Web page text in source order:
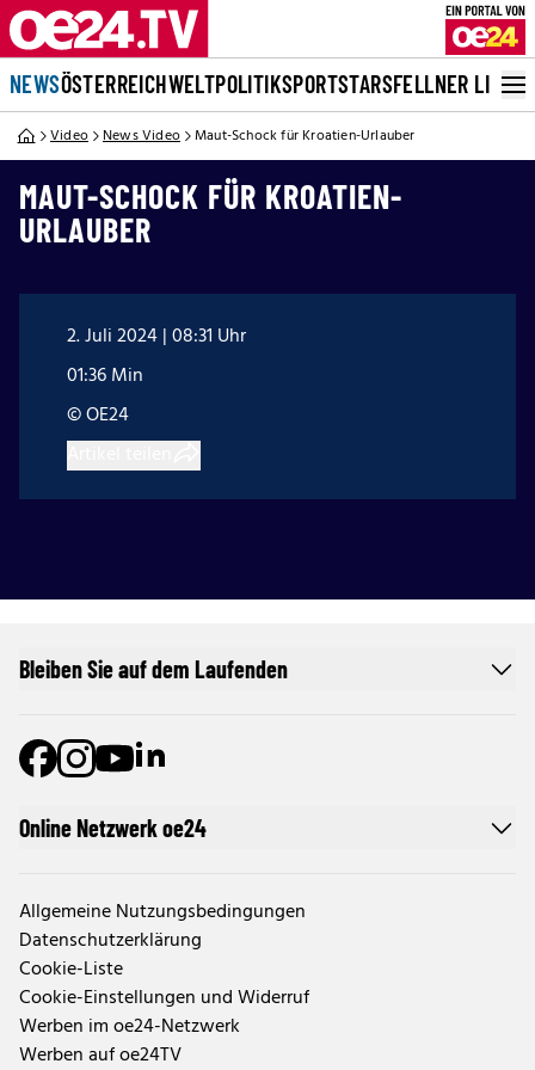
NEWSÖSTERREICHWELTPOLITIKSPORTSTARSFELLNER LIVE
Video News Video Maut-Schock für Kroatien-Urlauber
MAUT-SCHOCK FÜR KROATIEN-
URLAUBER
2. Juli 2024 | 08:31 Uhr
01:36 Min
© OE24
Online Netzwerk oe24
Allgemeine Nutzungsbedingungen
Datenschutzerklärung
Cookie-Liste
Cookie-Einstellungen und Widerruf
Werben im oe24-Netzwerk
Werben auf oe24TV
Bleiben Sie auf dem Laufenden